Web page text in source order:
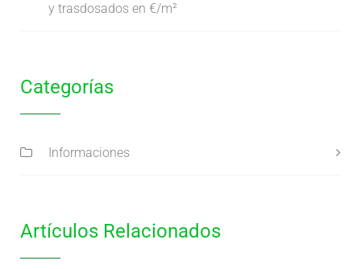
y trasdosados en €/m²
Categorías
Informaciones
Artículos Relacionados